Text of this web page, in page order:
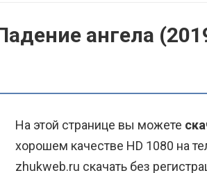
ангела
На этой странице вы можете
хорошем качестве HD 1080 на
zhukweb.ru скачать без